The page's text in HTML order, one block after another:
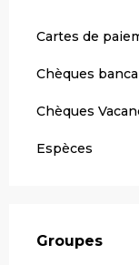
Cartes de
Chèques
Chèques
Espèces
Groupes
Groupes